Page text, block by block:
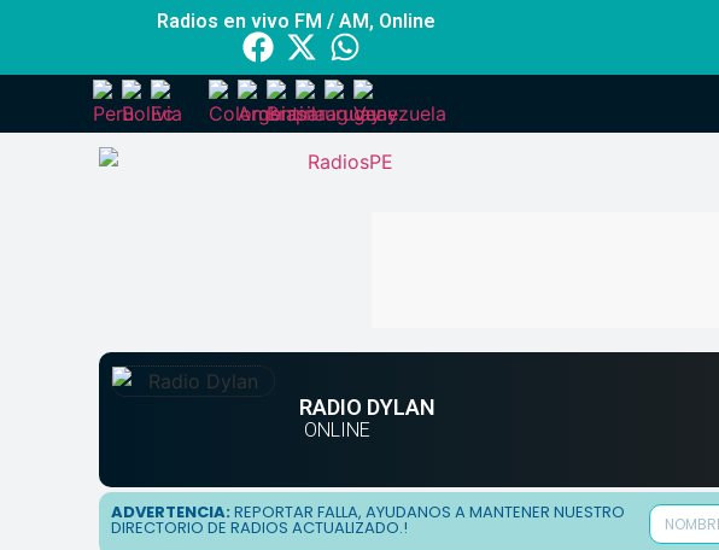
Radios en vivo FM / AM, Online
RADIO DYLAN
ONLINE
ADVERTENCIA: REPORTAR FALLA, AYUDANOS A MANTENER NUESTRO
DIRECTORIO DE RADIOS ACTUALIZADO.!